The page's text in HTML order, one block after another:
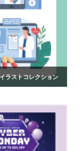
ラストコレクション